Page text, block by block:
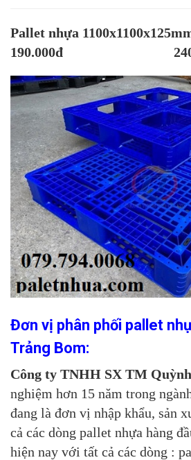
Pallet nhựa
190.000đ
Đơn vị phân phối pallet
Trảng Bom:
Công ty TNHH SX TM
nghiệm hơn 15 năm trong
đang là đơn vị nhập khẩu, sản
cả các dòng pallet nhựa hàng
hiện nay với tất cả các dòng :